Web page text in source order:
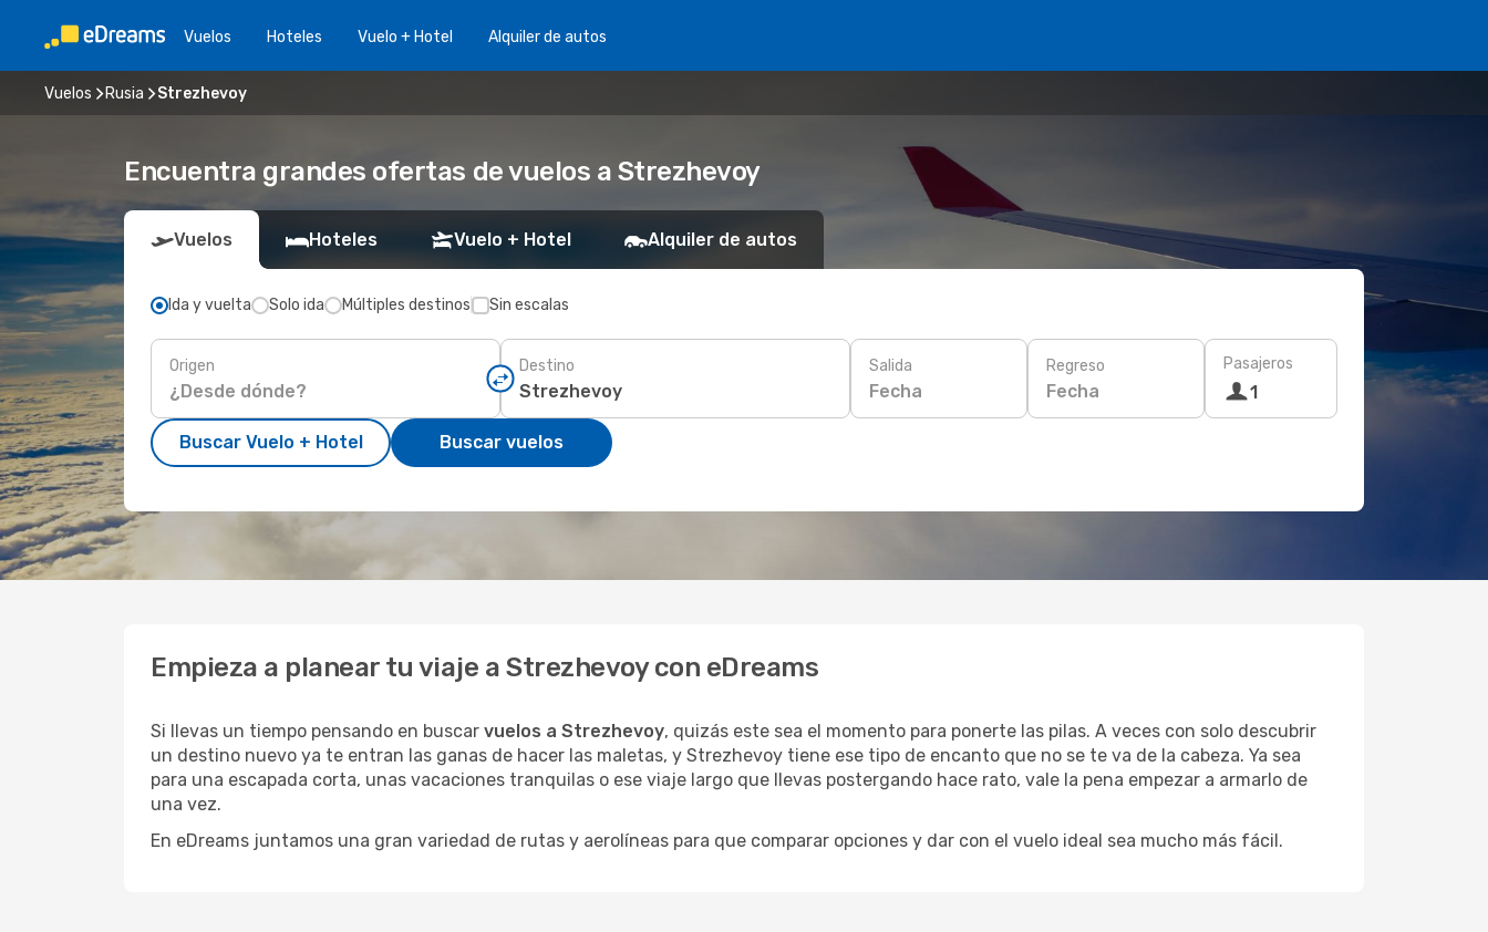
Vuelos Hoteles Vuelo + Hotel Alquiler de autos
Vuelos Rusia Strezhevoy
Encuentra grandes ofertas de vuelos a Strezhevoy
Vuelos Hoteles Vuelo + Hotel Alquiler de autos
Ida y vuelta Solo ida Múltiples destinos Sin escalas
Origen Destino Salida
Fecha
Regreso
Fecha
Pasajeros
1
Buscar Vuelo + Hotel Buscar vuelos
Empieza a planear tu viaje a Strezhevoy con eDreams
Si llevas un tiempo pensando en buscar vuelos a Strezhevoy, quizás este sea el momento para ponerte las pilas. A veces con solo descubrir
un destino nuevo ya te entran las ganas de hacer las maletas, y Strezhevoy tiene ese tipo de encanto que no se te va de la cabeza. Ya sea
para una escapada corta, unas vacaciones tranquilas o ese viaje largo que llevas postergando hace rato, vale la pena empezar a armarlo de
una vez.
En eDreams juntamos una gran variedad de rutas y aerolíneas para que comparar opciones y dar con el vuelo ideal sea mucho más fácil.